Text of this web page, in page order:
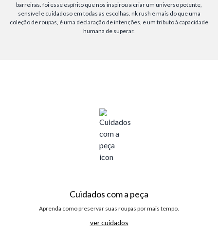
barreiras. foi esse espírito que nos inspirou a criar um universo potente,
sensível e cuidadoso em todas as escolhas. nk rush é mais do que uma
coleção de roupas, é uma declaração de intenções, e um tributo à capacidade
humana de superar.
Cuidados com a peça
Aprenda como preservar suas roupas por mais tempo.
ver cuidados